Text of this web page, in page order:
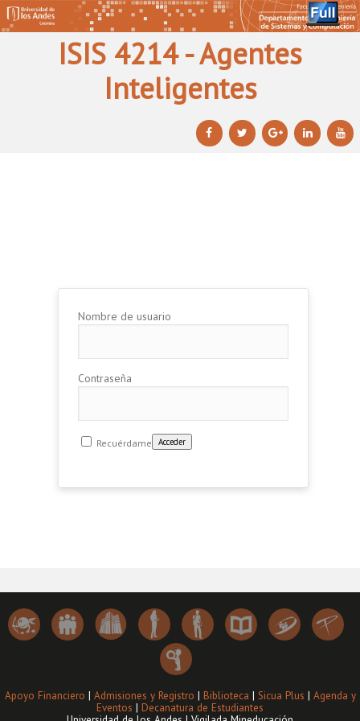
ISIS 4214 - Agentes
Inteligentes
Nombre de usuario
Contraseña
Recuérdame
Apoyo Financiero | Admisiones y Registro | Biblioteca | Sicua Plus | Agenda y
Eventos | Decanatura de Estudiantes